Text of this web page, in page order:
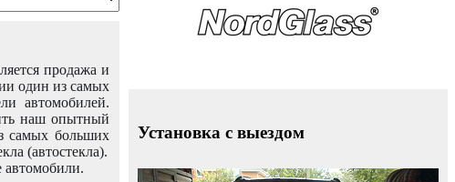
продажа и
один из самых
автомобилей.
наш опытный
самых больших
(автостекла).
автомобили.
Установка с выездом